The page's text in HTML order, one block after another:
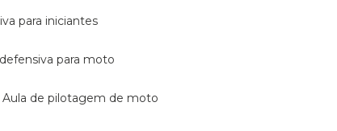
para iniciantes
para moto
aula de pilotagem de moto